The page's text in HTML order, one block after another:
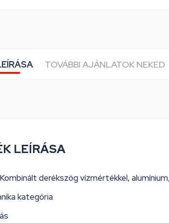
TOVÁBBI AJÁNLATOK NEKED
LEÍRÁSA
derékszög vízmértékkel,
kategória